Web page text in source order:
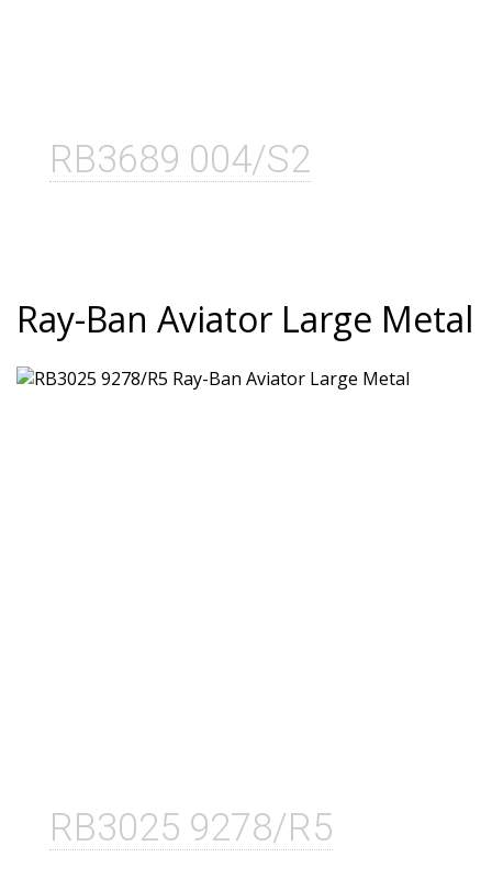
RB3689 004/S2
Ray-Ban Aviator Large Metal
RB3025 9278/R5